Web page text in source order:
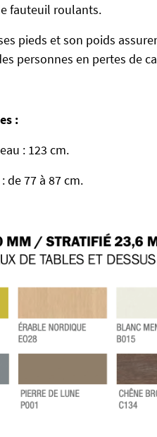
fauteuil roulants.
pieds et son poids
personnes en pertes de
:
: 123 cm.
de 77 à 87 cm.